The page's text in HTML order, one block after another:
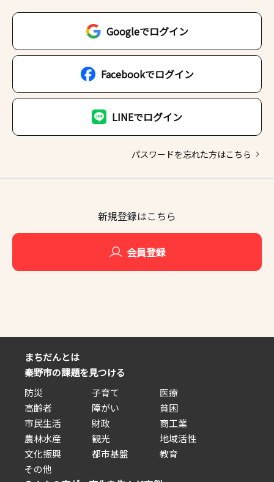
Googleでログイン
Facebookでログイン
LINEでログイン
パスワードを忘れた方はこちら
新規登録はこちら
会員登録
まちだんとは
秦野市の課題を見つける
防災
子育て
医療
高齢者
障がい
貧困
市民生活
財政
商工業
農林水産
観光
地域活性
文化振興
都市基盤
教育
その他